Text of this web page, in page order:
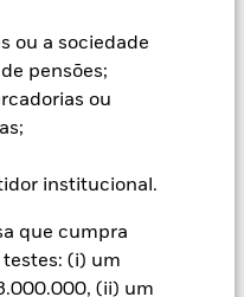
ou a sociedade
pensões;
ou
institucional.
que cumpra
(i) um
(ii) um
que não esteja sujeito
cobertura cambial utilizam
pode implicar o risco
“spill-over”) a outras
gestora do fundo
garantir a aplicação de
Através da caixa de lista
nome do fundo, pode ver
acções do fundo – as